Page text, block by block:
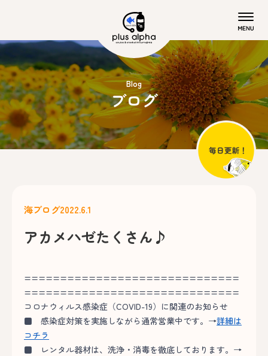
Blog
ブログ
海ブログ2022.6.1
アカメハゼたくさん♪
==============================
==============================
コロナウィルス感染症（COVID-19）に関連のお知らせ
■ 感染症対策を実施しながら通常営業中です。→詳細は
コチラ
■ レンタル器材は、洗浄・消毒を徹底しております。→